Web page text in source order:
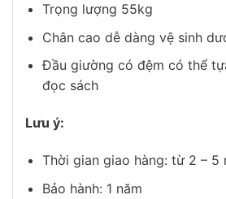
Trọng lượng 55kg
Chân cao dễ dàng vệ sinh
Đầu giường có đệm có thể
đọc sách
Lưu ý:
Thời gian giao hàng: từ 2 – 5
Bảo hành: 1 năm